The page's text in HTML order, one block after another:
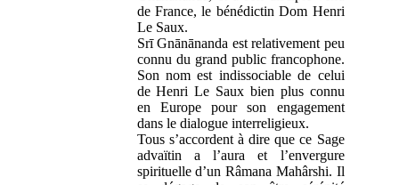
de France, le bénédictin Dom Henri
Le Saux.
Srī Gnānānanda est relativement peu
connu du grand public francophone.
Son nom est indissociable de celui
de Henri Le Saux bien plus connu
en Europe pour son engagement
dans le dialogue interreligieux.
Tous s’accordent à dire que ce Sage
advaïtin a l’aura et l’envergure
spirituelle d’un Râmana Mahârshi. Il